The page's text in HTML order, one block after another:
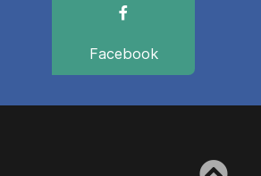
Facebook